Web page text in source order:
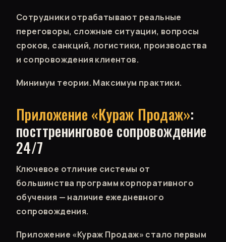
Сотрудники отрабатывают реальные
переговоры, сложные ситуации, вопросы
сроков, санкций, логистики, производства
и сопровождения клиентов.
Минимум теории. Максимум практики.
Приложение «Кураж Продаж»:
посттренинговое сопровождение
24/7
Ключевое отличие системы от
большинства программ корпоративного
обучения — наличие ежедневного
сопровождения.
Приложение «Кураж Продаж» стало первым